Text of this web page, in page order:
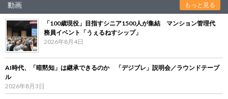
動画 もっと見る
「100歳現役」目指すシニア1500人が集結 マンション管理代
務員イベント「うぇるねすシップ」
2026年8月4日
AI時代、「暗黙知」は継承できるのか 「デジブレ」説明会／ラウンドテーブ
ル
2026年8月3日